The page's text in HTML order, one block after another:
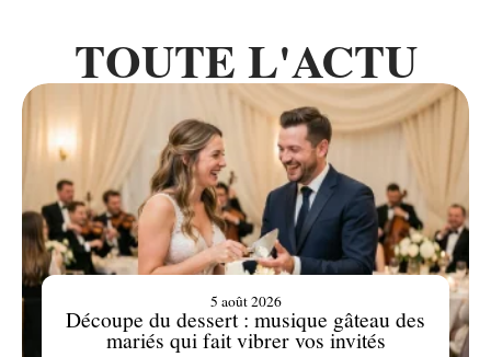
TOUTE L'ACTU
Découpe du dessert : musique gâteau des
mariés qui fait vibrer vos invités
5 août 2026